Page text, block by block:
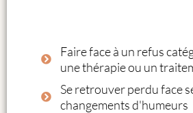
Faire face à un refus
une thérapie ou un
Se retrouver perdu face
changements d'humeurs